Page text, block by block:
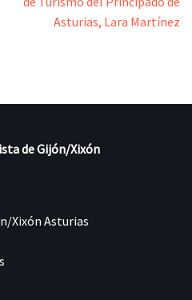
Asturias, Lara Martínez
de Gijón/Xixón
Xixón Asturias